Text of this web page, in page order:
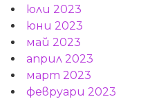
юли 2023
юни 2023
май 2023
април 2023
март 2023
февруари 2023